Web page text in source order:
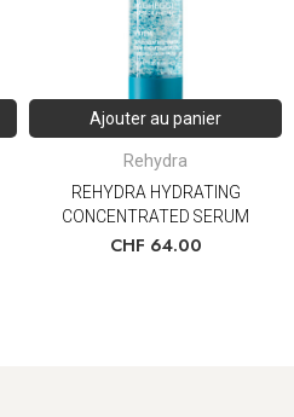
Ajouter au panier
Rehydra
REHYDRA HYDRATING
CONCENTRATED SERUM
CHF 64.00